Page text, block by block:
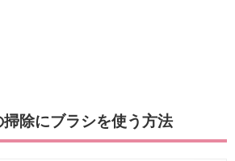
除にブラシを使う方法